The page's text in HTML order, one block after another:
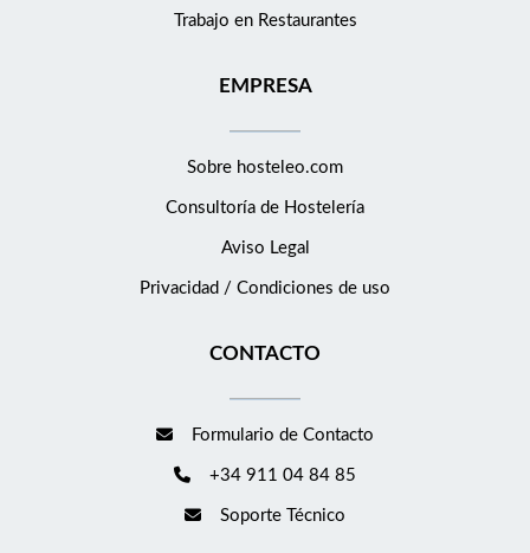
Trabajo en Restaurantes
EMPRESA
Sobre hosteleo.com
Consultoría de Hostelería
Aviso Legal
Privacidad / Condiciones de uso
CONTACTO
Formulario de Contacto
+34 911 04 84 85
Soporte Técnico